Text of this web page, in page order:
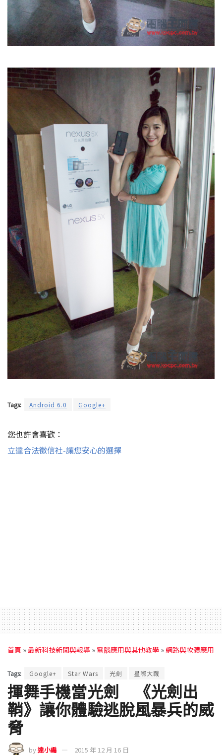
Tags: Android 6.0 Google+
您也許會喜歡：
立達合法徵信社-讓您安心的選擇
首頁 »最新科技新聞與報導 » 電腦應用與其他教學 » 網路與軟體應用
Tags: Google+ Star Wars 光劍 星際大戰
揮舞手機當光劍 《光劍出
鞘》讓你體驗逃脫風暴兵的威
脅
by達小編 2015 年 12 月 16 日